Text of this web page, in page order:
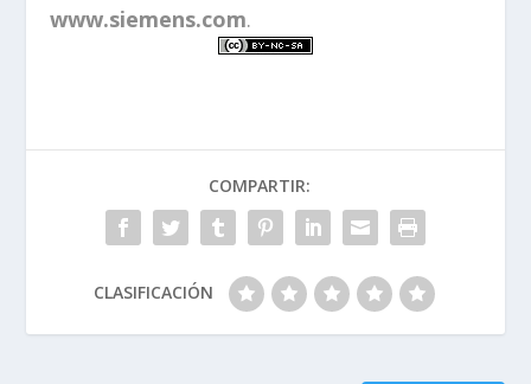
www.siemens.com.
COMPARTIR:
CLASIFICACIÓN